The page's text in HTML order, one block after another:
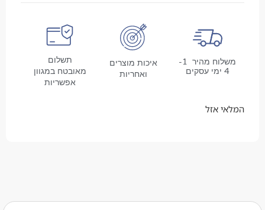
משלוח מהיר 1-
4 ימי עסקים
איכות מוצרים
ואחריות
תשלום
מאובטח במגוון
אפשריות
המלאי אזל